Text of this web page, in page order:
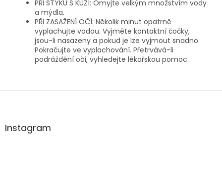
PŘI STYKU S KŮŽÍ: Omyjte velkým množstvím vody
a mýdla.
PŘI ZASAŽENÍ OČÍ: Několik minut opatrně
vyplachujte vodou. Vyjměte kontaktní čočky,
jsou-li nasazeny a pokud je lze vyjmout snadno.
Pokračujte ve vyplachování. Přetrvává-li
podráždění očí, vyhledejte lékařskou pomoc.
Z
aInstagram